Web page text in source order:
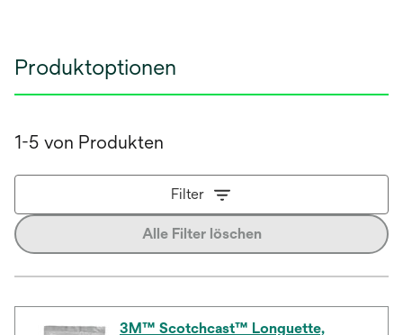
Produktoptionen
1-5 von Produkten
Filter
Alle Filter löschen
3M™ Scotchcast™ Longuette,